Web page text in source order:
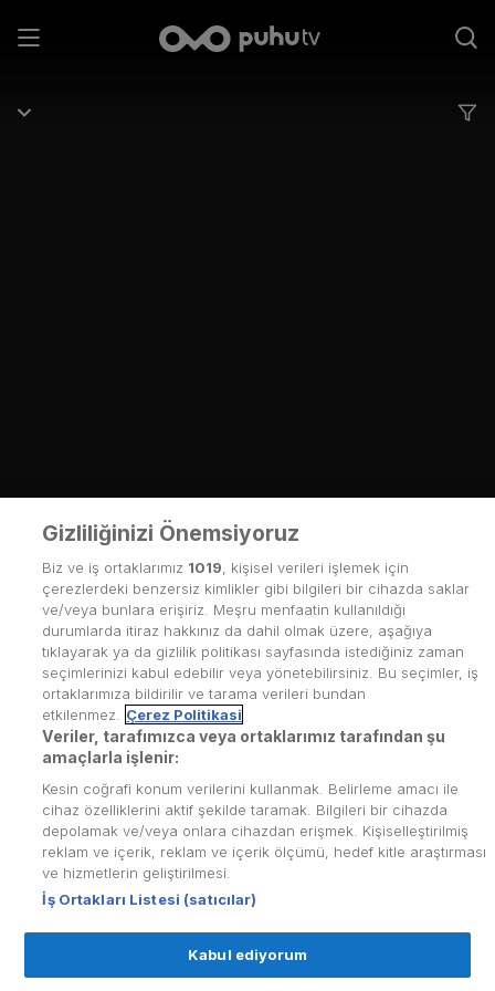
Kullanım Koşulları
Üyelik Sözleşmesi
Kvkk Politikası
Gizliliğinizi Önemsiyoruz
Biz ve iş ortaklarımız 1019 , kişisel verileri işlemek için
çerezlerdeki benzersiz kimlikler gibi bilgileri bir cihazda saklar
ve/veya bunlara erişiriz. Meşru menfaatin kullanıldığı
durumlarda itiraz hakkınız da dahil olmak üzere, aşağıya
tıklayarak ya da gizlilik politikası sayfasında istediğiniz zaman
seçimlerinizi kabul edebilir veya yönetebilirsiniz. Bu seçimler, iş
ortaklarımıza bildirilir ve tarama verileri bundan
etkilenmez.
Çerez Politikasi
Veriler, tarafımızca veya ortaklarımız tarafından şu
amaçlarla işlenir:
Kesin coğrafi konum verilerini kullanmak. Belirleme amacı ile
cihaz özelliklerini aktif şekilde taramak. Bilgileri bir cihazda
depolamak ve/veya onlara cihazdan erişmek. Kişiselleştirilmiş
reklam ve içerik, reklam ve içerik ölçümü, hedef kitle araştırması
ve hizmetlerin geliştirilmesi.
İş Ortakları Listesi (satıcılar)
Kabul ediyorum